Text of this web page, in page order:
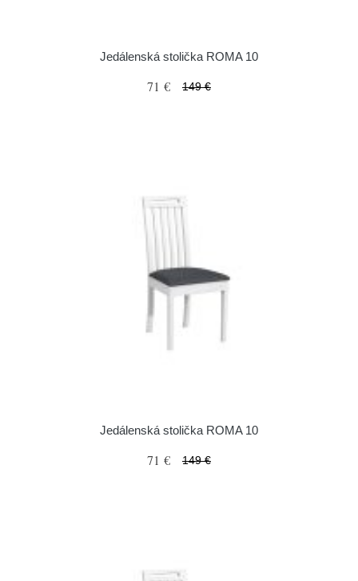
Jedálenská stolička ROMA 10
71 € 149 €
Jedálenská stolička ROMA 10
71 € 149 €